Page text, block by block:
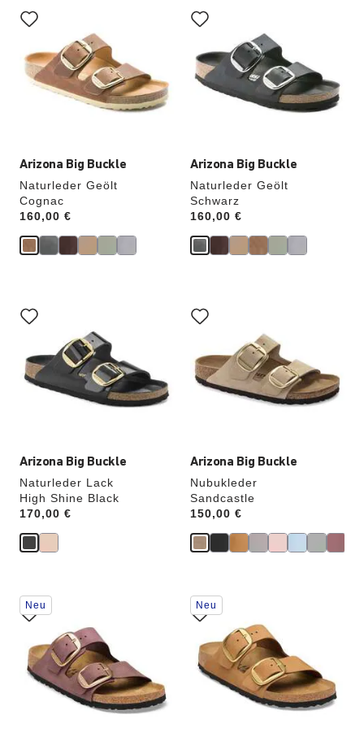
Arizona Big Buckle
Naturleder Geölt
Cognac
Price:
160,00 €
Anklicken
der
werden
die
Produktbilder
aktualisiert.
Arizona Big Buckle
Naturleder Geölt
Schwarz
Price:
160,00 €
Anklicken
der
werden
die
Produktbilder
aktualisiert.
Arizona Big Buckle
Naturleder Lack
High Shine Black
Price:
170,00 €
Anklicken
der
werden
die
Produktbilder
aktualisiert.
Arizona Big Buckle
Nubukleder
Sandcastle
Price:
150,00 €
Anklicken
der
werden
die
Produktbilder
aktualisiert.
Durch
Anklicken
der
Farben
werden
die
Produktbilder
aktualisiert.
Neu
Durch
Anklicken
der
Farben
werden
die
Produktbilder
aktualisiert.
Neu